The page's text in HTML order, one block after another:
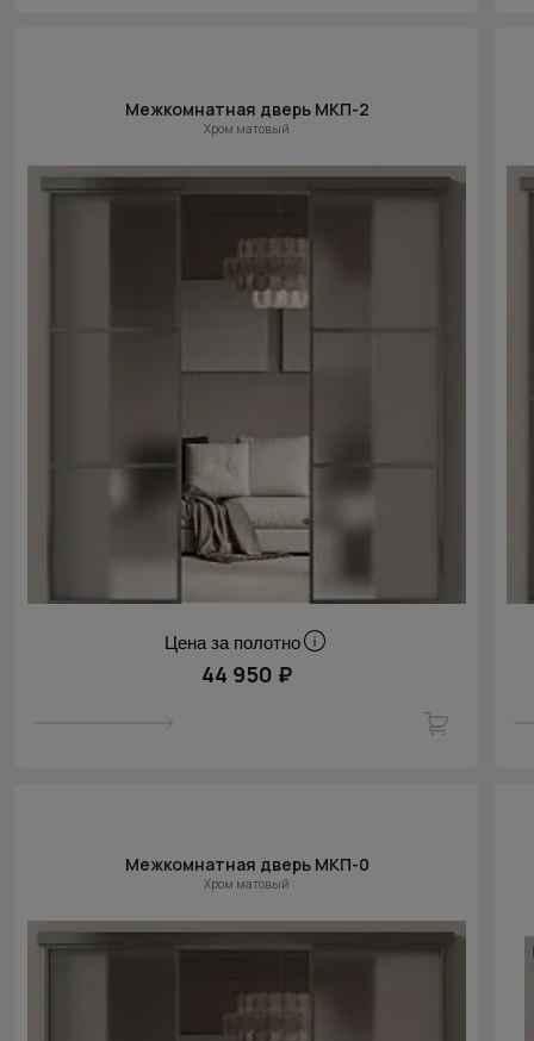
Межкомнатная дверь МКП-2
Хром матовый
Цена за полотно
44 950 ₽
Межкомнатная дверь МКП-0
Хром матовый